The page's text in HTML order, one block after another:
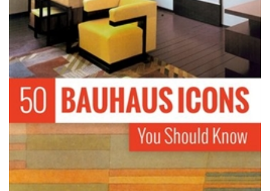
NYHEDER OM BOGGALLERIET
KONTAKT & ÅBNINSTIDER NYHEDSBREV
UDVIDET SØGNING Salgsbetingelser